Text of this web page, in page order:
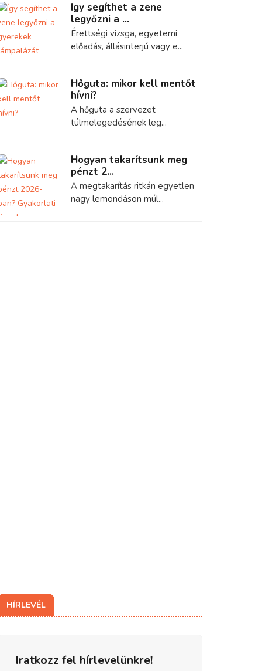
Így segíthet a zene
legyőzni a ...
Érettségi vizsga, egyetemi
előadás, állásinterjú vagy e...
Hőguta: mikor kell mentőt
hívni?
A hőguta a szervezet
túlmelegedésének leg...
Hogyan takarítsunk meg
pénzt 2...
A megtakarítás ritkán egyetlen
nagy lemondáson múl...
HÍRLEVÉL
Iratkozz fel hírlevelünkre!